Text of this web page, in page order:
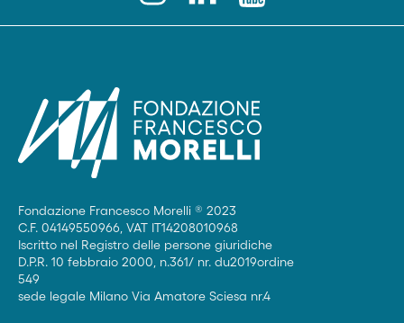
Fondazione Francesco Morelli ® 2023
C.F. 04149550966, VAT IT14208010968
Iscritto nel Registro delle persone giuridiche
D.P.R. 10 febbraio 2000, n.361/ nr. du2019ordine
549
sede legale Milano Via Amatore Sciesa nr.4